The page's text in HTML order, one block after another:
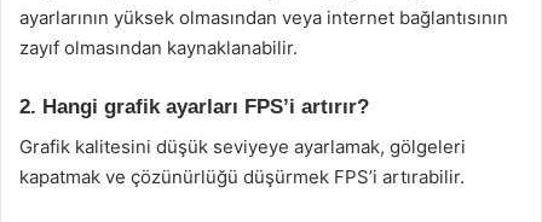
ayarlarının yüksek olmasından veya internet bağlantısının
zayıf olmasından kaynaklanabilir.
2. Hangi grafik ayarları FPS’i artırır?
Grafik kalitesini düşük seviyeye ayarlamak, gölgeleri
kapatmak ve çözünürlüğü düşürmek FPS’i artırabilir.